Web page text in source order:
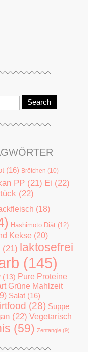
Search
(16) Brötchen (10)
PP (21) Ei (22)
(22)
(18)
Hashimoto Diät (12)
Kekse (20)
(21) laktosefrei
(145)
(13) Pure Proteine
Grüne Mahlzeit
Salat (16)
(28) Suppe
(22) Vegetarisch
(59) Zentangle (9)